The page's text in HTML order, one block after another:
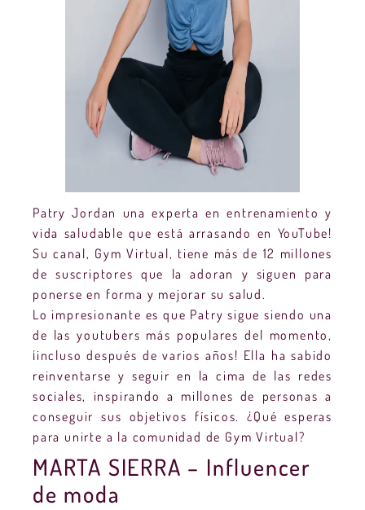
Patry Jordan una experta en entrenamiento y
vida saludable que está arrasando en YouTube!
Su canal, Gym Virtual, tiene más de 12 millones
de suscriptores que la adoran y siguen para
ponerse en forma y mejorar su salud.
Lo impresionante es que Patry sigue siendo una
de las youtubers más populares del momento,
¡incluso después de varios años! Ella ha sabido
reinventarse y seguir en la cima de las redes
sociales, inspirando a millones de personas a
conseguir sus objetivos físicos. ¿Qué esperas
para unirte a la comunidad de Gym Virtual?
MARTA SIERRA – Influencer
de moda